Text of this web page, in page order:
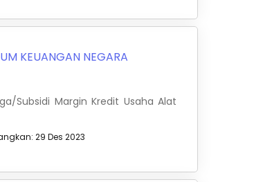
KEUANGAN NEGARA
Subsidi Margin Kredit Usaha Alat
29 Des 2023